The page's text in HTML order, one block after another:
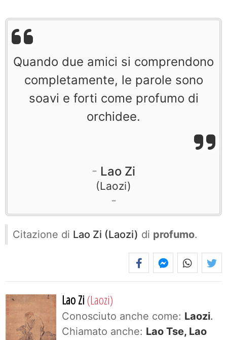
Quando due amici si comprendono
completamente, le parole sono
soavi e forti come profumo di
orchidee.
Lao Zi
Laozi
Citazione di Lao Zi (Laozi) di profumo.
Lao Zi(Laozi)
Conosciuto anche come: Laozi.
Chiamato anche: Lao Tse, Lao